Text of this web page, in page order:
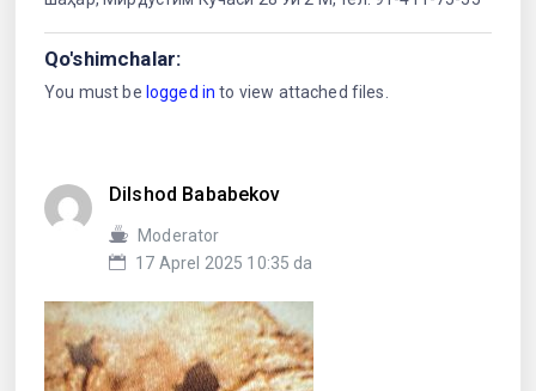
Qo'shimchalar:
You must be logged in to view attached files.
Dilshod Bababekov
Moderator
17 Aprel 2025 10:35 da